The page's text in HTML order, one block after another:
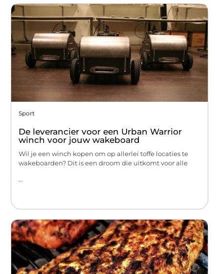
Sport
De leverancier voor een Urban Warrior
winch voor jouw wakeboard
Wil je een winch kopen om op allerlei toffe locaties te
wakeboarden? Dit is een droom die uitkomt voor alle
...